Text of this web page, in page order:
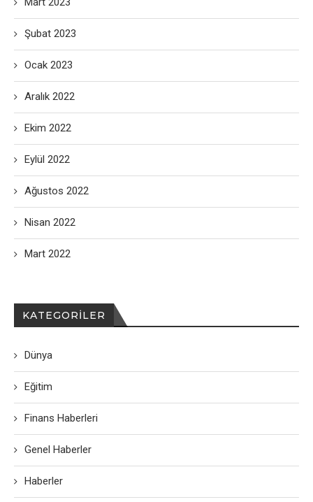
Şubat 2023
Ocak 2023
Aralık 2022
Ekim 2022
Eylül 2022
Ağustos 2022
Nisan 2022
Mart 2022
KATEGORILER
Dünya
Eğitim
Finans Haberleri
Genel Haberler
Haberler